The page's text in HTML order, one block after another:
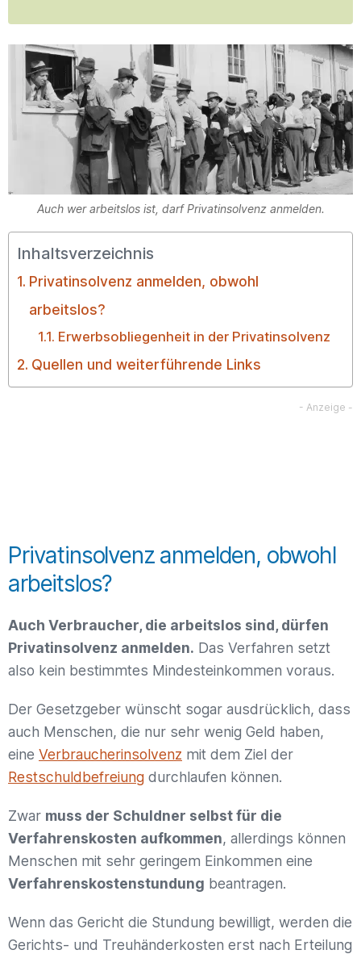
Auch wer arbeitslos ist, darf Privatinsolvenz anmelden.
Inhaltsverzeichnis
Privatinsolvenz anmelden, obwohl
arbeitslos?
Erwerbsobliegenheit in der Privatinsolvenz
Quellen und weiterführende Links
Privatinsolvenz anmelden, obwohl
arbeitslos?
Auch Verbraucher, die arbeitslos sind, dürfen
Privatinsolvenz anmelden. Das Verfahren setzt
also kein bestimmtes Mindesteinkommen voraus.
Der Gesetzgeber wünscht sogar ausdrücklich, dass
auch Menschen, die nur sehr wenig Geld haben,
eine Verbraucherinsolvenz mit dem Ziel der
Restschuldbefreiung durchlaufen können.
Zwar muss der Schuldner selbst für die
Verfahrenskosten aufkommen, allerdings können
Menschen mit sehr geringem Einkommen eine
Verfahrenskostenstundung beantragen.
Wenn das Gericht die Stundung bewilligt, werden die
Gerichts- und Treuhänderkosten erst nach Erteilung